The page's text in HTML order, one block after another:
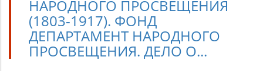
НАРОДНОГО ПРОСВЕЩЕНИЯ
(1803-1917). ФОНД
ДЕПАРТАМЕНТ НАРОДНОГО
ПРОСВЕЩЕНИЯ. ДЕЛО О...